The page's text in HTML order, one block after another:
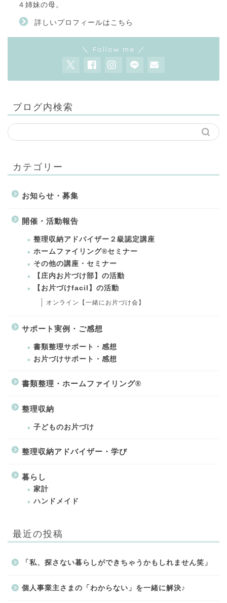
４姉妹の母。
詳しいプロフィールはこちら
＼ Follow me ／
ブログ内検索
カテゴリー
お知らせ・募集
開催・活動報告
整理収納アドバイザー２級認定講座
ホームファイリング®セミナー
その他の講座・セミナー
【庄内お片づけ部】の活動
【お片づけfacil】の活動
オンライン【一緒にお片づけ会】
サポート実例・ご感想
書類整理サポート・感想
お片づけサポート・感想
書類整理・ホームファイリング®
整理収納
子どものお片づけ
整理収納アドバイザー・学び
暮らし
家計
ハンドメイド
最近の投稿
「私、探さない暮らしができちゃうかもしれません笑」
個人事業主さまの「わからない」を一緒に解決♪